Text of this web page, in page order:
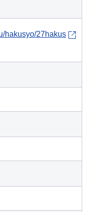
hakusyo/27hakus